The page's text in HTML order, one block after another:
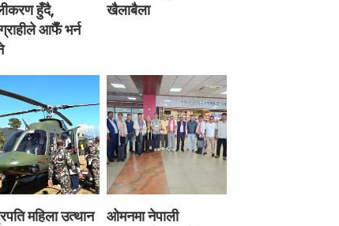
हुँदै,
आफैँ भर्न
खैलाबैला
महिला उत्थान
ओमनमा नेपाली